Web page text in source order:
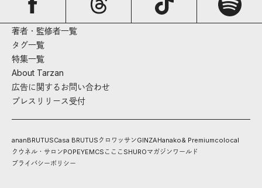
著者・監修者一覧
タグ一覧
特集一覧
About Tarzan
広告に関するお問い合わせ
プレスリリース受付
ananBRUTUSCasa BRUTUS クロワッサンGINZAHanako& Premiumcolocal
クウネル・サロンPOPEYEMCS こここ SHUROマガジンワールド
プライバシーポリシー